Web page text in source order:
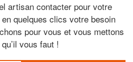
artisan contacter pour votre
quelques clics votre besoin
pour vous et vous mettons
vous faut !